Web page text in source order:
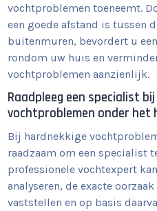
vochtproblemen toeneemt.
een goede afstand is tussen
buitenmuren, bevordert u
rondom uw huis en
vochtproblemen aanzienlijk.
Raadpleeg een specialist
vochtproblemen onder het
Bij hardnekkige
raadzaam om een specialist
professionele vochtexpert
analyseren, de exacte
vaststellen en op basis